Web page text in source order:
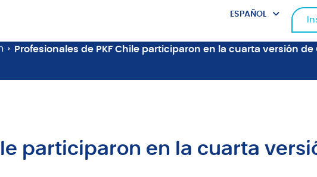
ESPAÑOL
ENGLISH
Profesionales de PKF Chile participaron en la cuarta versión
participaron en la cuarta